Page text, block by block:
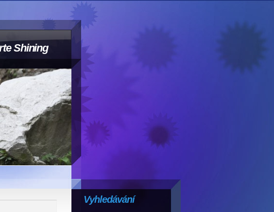
Shining
Vyhledávání